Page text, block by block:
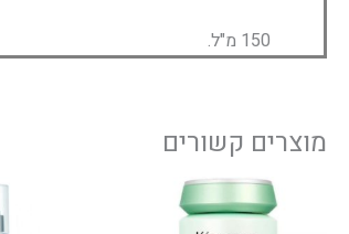
150 מ"ל.
מוצרים קשורים